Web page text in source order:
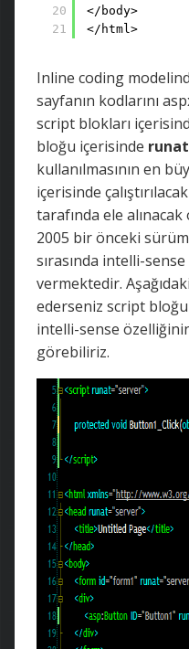
20
21
</body>
</html>
Inline coding
sayfanın kodlarını
script blokları
bloğu içerisinde
kullanılmasının en
içerisinde
tarafında ele
2005 bir önceki
sırasında intelli-
vermektedir.
ederseniz script
intelli-sense özelliğinin
görebiliriz.